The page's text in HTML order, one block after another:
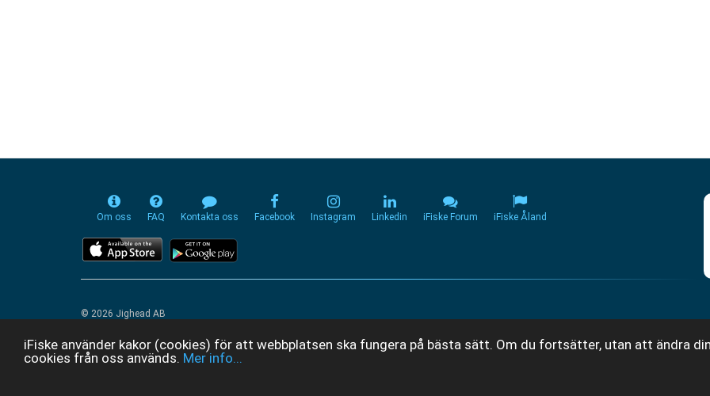
iFiske använder kakor (cookies) för att webbplatsen ska fungera på bästa sätt. Om du fortsätter, utan att ändra
cookies från oss används. Mer info...
Om oss FAQ Kontakta oss Facebook Instagram Linkedin iFiske Forum iFiske Åland
© 2026 Jighead AB